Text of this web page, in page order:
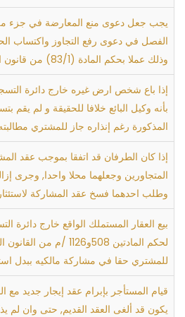
يجب جعل دعوى منع المعارضة في جزء
الفصل في دعوى رفع التجاوز واكتساب
وذلك عملا بحكم المادة (83/1) من قانون المرافعات
إذا باع شخص ارض غيره خارج دائرة
بأنه وكيل البائع خلافا للحقيقة و لم يقم
المذكورة رغم إنذاره جاز للمشتري
إذا كان الطرفان قد اتفقا بموجب عقد
المتجاورين وجعلهما محلا واحدا, وجرى
وطلب احدهما فسخ عقد المشاركة
بيع العقار المستملك الواقع خارج دائرة
لحكم المادتين 508و1126
للمشتري حقا في مشاركة مالكيه ببدل
قيام المستأجر بإبرام عقد إيجار جديد مع
يكون قد ألغى العقد القديم, حتى وان لم